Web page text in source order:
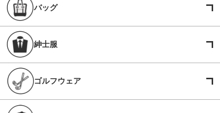
バッグ
紳士服
ゴルフウェア